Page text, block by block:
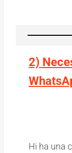
2)
Hi ha una